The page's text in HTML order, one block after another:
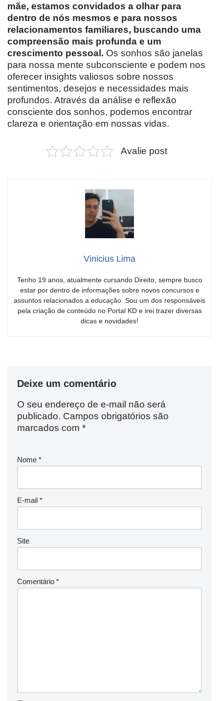
mãe, estamos convidados a olhar para
dentro de nós mesmos e para nossos
relacionamentos familiares, buscando uma
compreensão mais profunda e um
crescimento pessoal. Os sonhos são janelas
para nossa mente subconsciente e podem nos
oferecer insights valiosos sobre nossos
sentimentos, desejos e necessidades mais
profundos. Através da análise e reflexão
consciente dos sonhos, podemos encontrar
clareza e orientação em nossas vidas.
Avalie post
Vinicius Lima
Tenho 19 anos, atualmente cursando Direito, sempre busco
estar por dentro de informações sobre novos concursos e
assuntos relacionados a educação. Sou um dos responsáveis
pela criação de conteúdo no Portal KD e irei trazer diversas
dicas e novidades!
Deixe um comentário
O seu endereço de e-mail não será
publicado. Campos obrigatórios são
marcados com *
Nome *
E-mail *
Site
Comentário *